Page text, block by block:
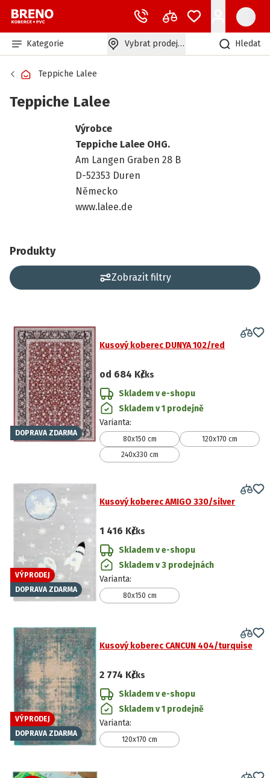
Kategorie Vybrat prodejnu Hledat
Teppiche Lalee
Teppiche Lalee
Výrobce
Teppiche Lalee OHG.
Am Langen Graben 28 B
D-52353 Duren
Německo
www.lalee.de
Produkty
Zobrazit filtry
DOPRAVA ZDARMA
Kusový koberec DUNYA 102/red
od 684 Kč/ks
Skladem v e-shopu
Skladem v 1 prodejně
Varianta:
80x150 cm
120x170 cm
240x330 cm
VÝPRODEJ
DOPRAVA ZDARMA
Kusový koberec AMIGO 330/silver
1 416 Kč/ks
Skladem v e-shopu
Skladem v 3 prodejnách
Varianta:
80x150 cm
VÝPRODEJ
DOPRAVA ZDARMA
Kusový koberec CANCUN 404/turquise
2 774 Kč/ks
Skladem v e-shopu
Skladem v 1 prodejně
Varianta:
120x170 cm